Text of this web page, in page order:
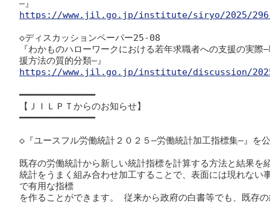
https://www.jil.go.jp/institute/siryo/2025/
◇ディスカッションペーパー25-08
『わかものハローワークにおける若年求職者への支援の実
https://www.jil.go.jp/institute/discussion/
━━━━━━━━━━━━━━
【ＪＩＬＰＴからのお知らせ】
━━━━━━━━━━━━━━
◇『ユースフル労働統計２０２５―労働統計加工指標集―』を
既存の労働統計から新しい統計指標を計算する方法と結果を
統計をうまく組み合わせ加工することで、表面には現れない
で有用な指標
を作ることができます。 従来から政府の白書等でも、既存